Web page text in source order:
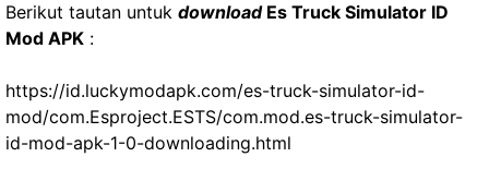
Berikut tautan untuk download Es Truck Simulator ID
Mod APK :
https://id.luckymodapk.com/es-truck-simulator-id-
mod/com.Esproject.ESTS/com.mod.es-truck-simulator-
id-mod-apk-1-0-downloading.html